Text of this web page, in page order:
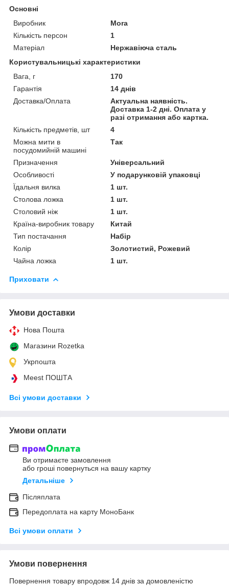
Основні
Виробник
Mora
Кількість персон
1
Матеріал
Нержавіюча сталь
Користувальницькі характеристики
Вага, г
170
Гарантія
14 днів
Доставка/Оплата
Актуальна наявність.
Доставка 1-2 дні. Оплата у
разі отримання або картка.
Кількість предметів, шт
4
Можна мити в
посудомийній машині
Так
Призначення
Універсальний
Особливості
У подарунковій упаковці
Їдальня вилка
1 шт.
Столова ложка
1 шт.
Столовий ніж
1 шт.
Країна-виробник товару
Китай
Тип постачання
Набір
Колір
Золотистий, Рожевий
Чайна ложка
1 шт.
Приховати
Умови доставки
Нова Пошта
Магазини Rozetka
Укрпошта
Meest ПОШТА
Всі умови доставки
Умови оплати
Ви отримаєте замовлення
або гроші повернуться на вашу картку
Детальніше
Післяплата
Передоплата на карту МоноБанк
Всі умови оплати
Умови повернення
Повернення товару впродовж 14 днів за домовленістю